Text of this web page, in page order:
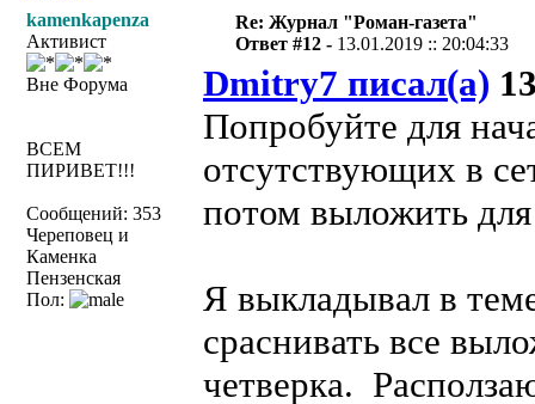
kamenkapenza
Активист
Вне Форума
ВСЕМ
ПИРИВЕТ!!!
Сообщений: 353
Череповец и
Каменка
Пензенская
Пол:
Re: Журнал "Роман-газета"
Ответ #12 - 13.01.2019 :: 20:04:33
Dmitry7 писал(а)
Попробуйте для
отсутствующих в
потом выложить
Я выкладывал в
сраснивать все
четверка.